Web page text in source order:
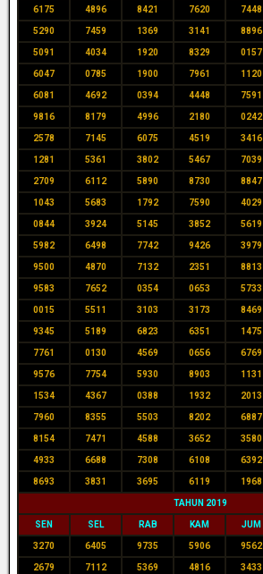
6175 4896 8421 7620 7448
5290 7459 1369 3141 8896
5091 4034 1920 8329 0157
6047 0785 1900 7961 1120
6081 4692 0394 4448 7591
9816 8179 4996 2180 0242
2578 7145 6075 4519 3416
1281 5361 3802 5467 7039
2709 6112 5890 8730 8847
1043 5683 1792 7590 4029
0844 3924 5145 3852 5619
5982 6498 7742 9426 3979
9500 4870 7132 2351 8813
9583 7652 0354 0653 5733
0015 5511 3103 3173 8469
9345 5189 6823 6351 1475
7761 0130 4569 0656 6769
9576 7754 5930 8903 1131
1534 4367 0388 1932 2013
7960 8355 5503 8202 6887
8154 7471 4588 3652 3580
4933 6688 7308 6108 6392
8693 3831 3695 6119 1968
TAHUN 2019
SEN SEL RAB KAM JUM
3270 6405 9735 5906 9562
2679 7112 5369 4816 3433